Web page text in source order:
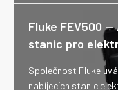
Fluke FEV500
stanic pro
Společnost Fluke
nabíjecích stanic